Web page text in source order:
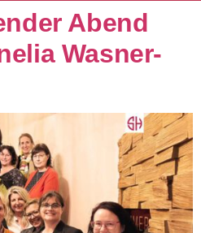
Abend
Wasner-